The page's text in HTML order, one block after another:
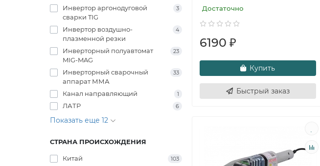
Инвертор аргонодуговой
сварки TIG
3
Инвертор воздушно-
плазменной резки
4
Инверторный полуавтомат
MIG-MAG
23
Инверторный сварочный
аппарат ММА
33
Канал направляющий 1
ЛАТР 6
Показать еще 12
СТРАНА ПРОИСХОЖДЕНИЯ
Китай 103
Достаточно
6190 ₽
Купить
Быстрый заказ